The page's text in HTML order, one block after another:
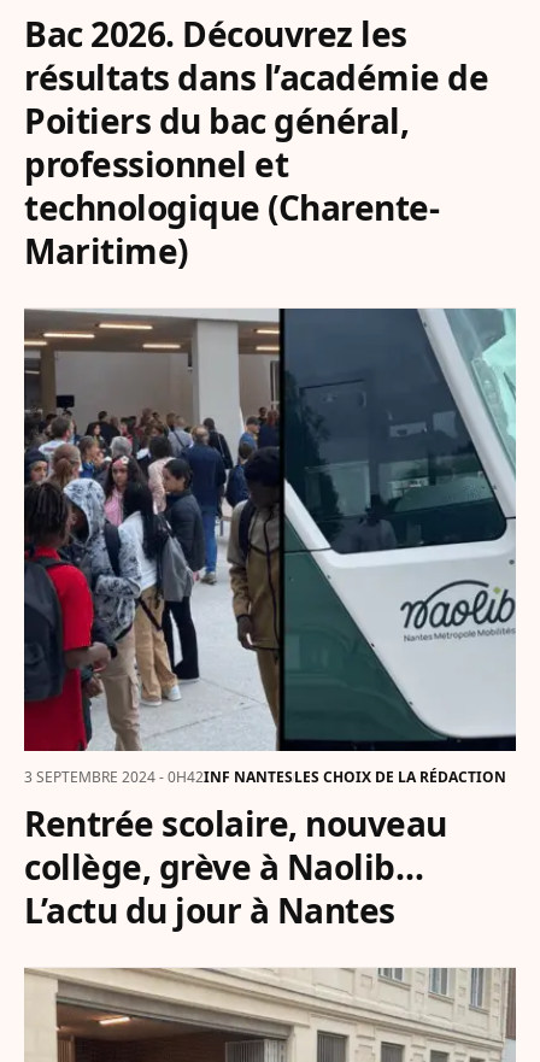
Bac 2026. Découvrez les
résultats dans l’académie de
Poitiers du bac général,
professionnel et
technologique (Charente-
Maritime)
3 SEPTEMBRE 2024 - 0H42INF NANTESLES CHOIX DE LA RÉDACTION
Rentrée scolaire, nouveau
collège, grève à Naolib…
L’actu du jour à Nantes